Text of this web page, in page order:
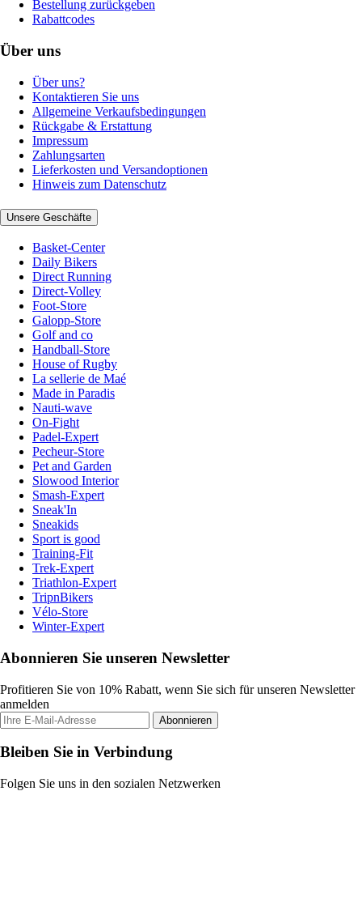
Bestellung zurückgeben
Rabattcodes
Über uns
Über uns?
Kontaktieren Sie uns
Allgemeine Verkaufsbedingungen
Rückgabe & Erstattung
Impressum
Zahlungsarten
Lieferkosten und Versandoptionen
Hinweis zum Datenschutz
Unsere Geschäfte
Basket-Center
Daily Bikers
Direct Running
Direct-Volley
Foot-Store
Galopp-Store
Golf and co
Handball-Store
House of Rugby
La sellerie de Maé
Made in Paradis
Nauti-wave
On-Fight
Padel-Expert
Pecheur-Store
Pet and Garden
Slowood Interior
Smash-Expert
Sneak'In
Sneakids
Sport is good
Training-Fit
Trek-Expert
Triathlon-Expert
TripnBikers
Vélo-Store
Winter-Expert
Abonnieren Sie unseren Newsletter
Profitieren Sie von 10% Rabatt, wenn Sie sich für unseren Newsletter
anmelden
Abonnieren
Bleiben Sie in Verbindung
Folgen Sie uns in den sozialen Netzwerken